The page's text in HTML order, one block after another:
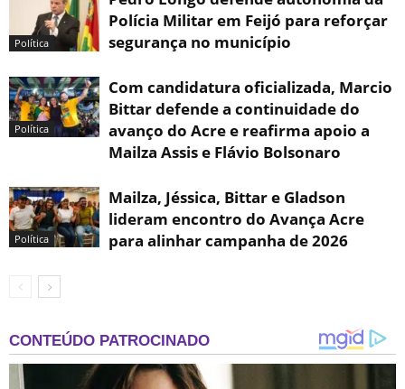
Política
Polícia Militar em Feijó para reforçar
segurança no município
Política
Com candidatura oficializada, Marcio
Bittar defende a continuidade do
avanço do Acre e reafirma apoio a
Mailza Assis e Flávio Bolsonaro
Política
Mailza, Jéssica, Bittar e Gladson
lideram encontro do Avança Acre
para alinhar campanha de 2026